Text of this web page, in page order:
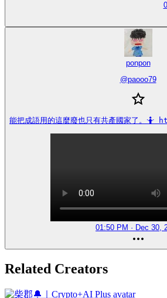
ponpon
@paooo79
能把成語用的這麼廢也只有共產國家了
01:50 PM · Dec 30,
Related Creators